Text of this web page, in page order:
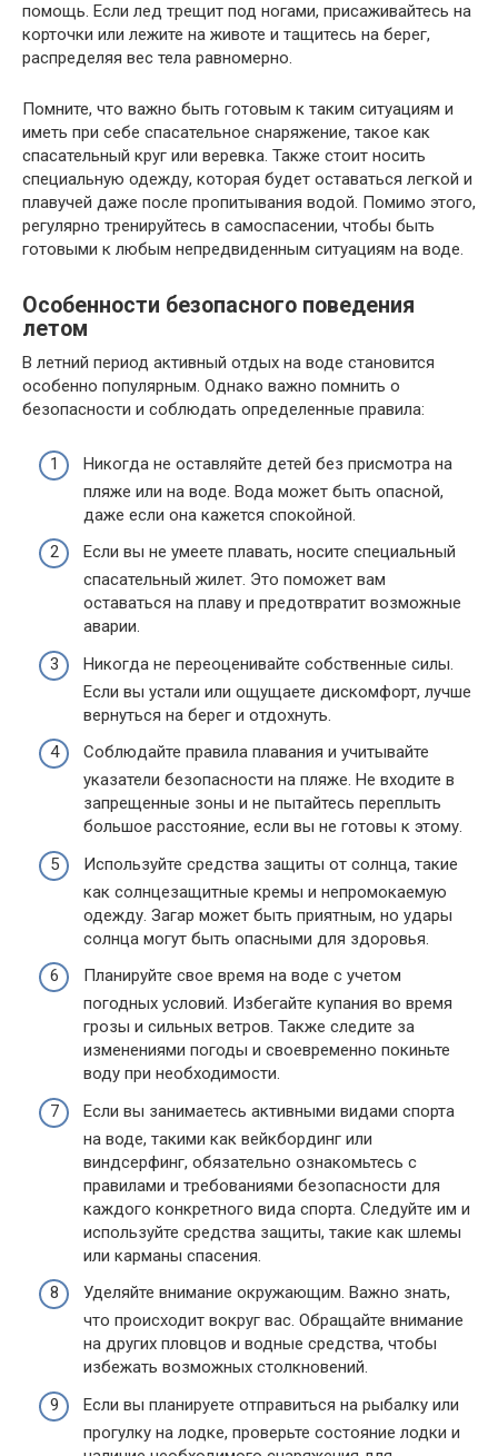
помощь. Если лед трещит под ногами, присаживайтесь на
корточки или лежите на животе и тащитесь на берег,
распределяя вес тела равномерно.
Помните, что важно быть готовым к таким ситуациям и
иметь при себе спасательное снаряжение, такое как
спасательный круг или веревка. Также стоит носить
специальную одежду, которая будет оставаться легкой и
плавучей даже после пропитывания водой. Помимо этого,
регулярно тренируйтесь в самоспасении, чтобы быть
готовыми к любым непредвиденным ситуациям на воде.
Особенности безопасного поведения
летом
В летний период активный отдых на воде становится
особенно популярным. Однако важно помнить о
безопасности и соблюдать определенные правила:
Никогда не оставляйте детей без присмотра на
пляже или на воде. Вода может быть опасной,
даже если она кажется спокойной.
Если вы не умеете плавать, носите специальный
спасательный жилет. Это поможет вам
оставаться на плаву и предотвратит возможные
аварии.
Никогда не переоценивайте собственные силы.
Если вы устали или ощущаете дискомфорт, лучше
вернуться на берег и отдохнуть.
Соблюдайте правила плавания и учитывайте
указатели безопасности на пляже. Не входите в
запрещенные зоны и не пытайтесь переплыть
большое расстояние, если вы не готовы к этому.
Используйте средства защиты от солнца, такие
как солнцезащитные кремы и непромокаемую
одежду. Загар может быть приятным, но удары
солнца могут быть опасными для здоровья.
Планируйте свое время на воде с учетом
погодных условий. Избегайте купания во время
грозы и сильных ветров. Также следите за
изменениями погоды и своевременно покиньте
воду при необходимости.
Если вы занимаетесь активными видами спорта
на воде, такими как вейкбординг или
виндсерфинг, обязательно ознакомьтесь с
правилами и требованиями безопасности для
каждого конкретного вида спорта. Следуйте им и
используйте средства защиты, такие как шлемы
или карманы спасения.
Уделяйте внимание окружающим. Важно знать,
что происходит вокруг вас. Обращайте внимание
на других пловцов и водные средства, чтобы
избежать возможных столкновений.
Если вы планируете отправиться на рыбалку или
прогулку на лодке, проверьте состояние лодки и